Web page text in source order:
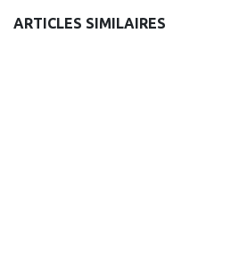
ARTICLES SIMILAIRES